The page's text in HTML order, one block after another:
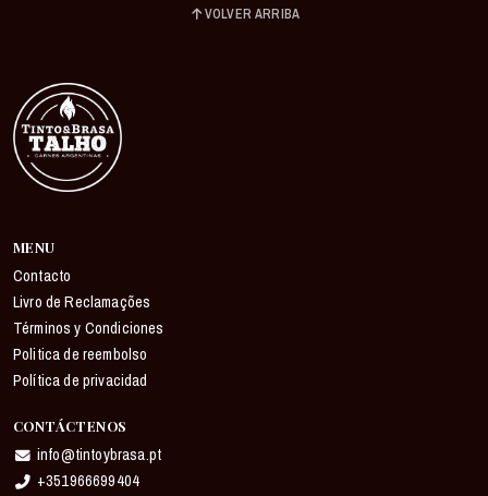
VOLVER ARRIBA
MENU
Contacto
Livro de Reclamações
Términos y Condiciones
Politica de reembolso
Política de privacidad
CONTÁCTENOS
info@tintoybrasa.pt
+351966699404